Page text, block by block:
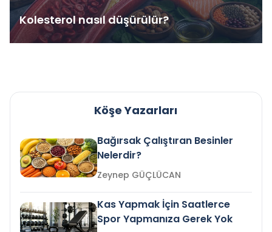
Kolesterol nasıl düşürülür?
Köşe Yazarları
Bağırsak Çalıştıran Besinler
Nelerdir?
Zeynep GÜÇLÜCAN
Kas Yapmak İçin Saatlerce
Spor Yapmanıza Gerek Yok